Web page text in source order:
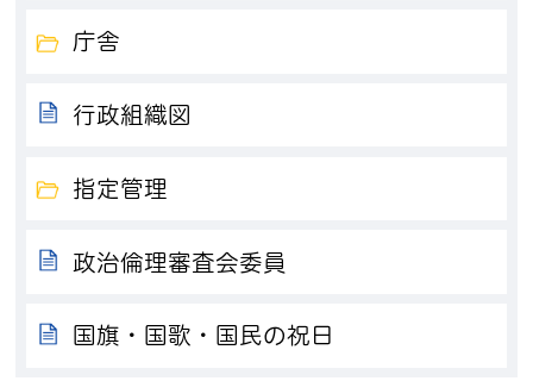
庁舎
行政組織図
指定管理
政治倫理審査会委員
国旗・国歌・国民の祝日